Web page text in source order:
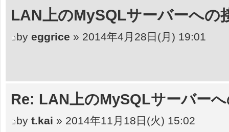
LAN上のMySQLサーバーへの
by eggrice » 2014年4月28日(月) 19:01
Re: LAN上のMySQLサーバー
by t.kai » 2014年11月18日(火) 15:02